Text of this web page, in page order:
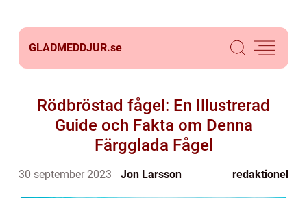
GLADMEDDJUR.se
Rödbröstad fågel: En Illustrerad
Guide och Fakta om Denna
Färgglada Fågel
30 september 2023 Jon Larsson redaktionel